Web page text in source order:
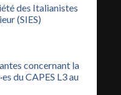
des Italianistes
(SIES)
concernant la
du CAPES L3 au